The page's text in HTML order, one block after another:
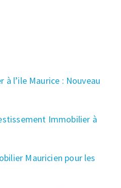
l’ile Maurice : Nouveau
Immobilier à
Mauricien pour les